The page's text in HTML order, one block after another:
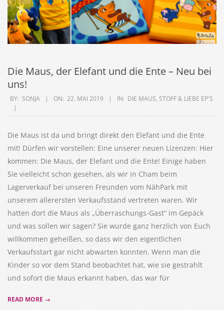
Die Maus, der Elefant und die Ente – Neu bei
uns!
2019-
05-
BY: SONJA ON: 22. MAI 2019 IN: DIE MAUS, STOFF & LIEBE EP'S
Die Maus ist da und bringt direkt den Elefant und die Ente
mit! Dürfen wir vorstellen: Eine unserer neuen Lizenzen: Hier
kommen: Die Maus, der Elefant und die Ente! Einige haben
Sie vielleicht schon gesehen, als wir in Cham beim
Lagerverkauf bei unseren Freunden vom NähPark mit
unserem allerersten Verkaufsstand vertreten waren. Wir
hatten dort die Maus als „Überraschungs-Gast“ im Gepäck
und was sollen wir sagen? Sie wurde ganz herzlich von Euch
willkommen geheißen, so dass wir den eigentlichen
Verkaufsstart gar nicht abwarten konnten. Wenn man die
Kinder so vor dem Stand beobachtet hat, wie sie gestrahlt
und sofort die Maus erkannt haben, das war für
READ MORE →